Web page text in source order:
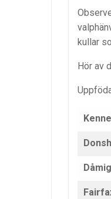
kullar
Hör av
Kennel